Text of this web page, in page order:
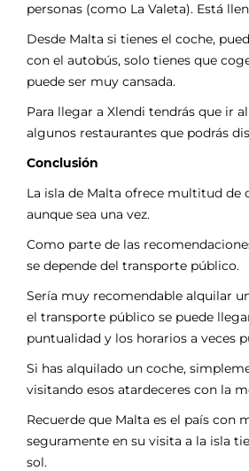
personas (como La Valeta). Está
Desde Malta si tienes el coche,
con el autobús, solo tienes que
puede ser muy cansada.
Para llegar a Xlendi tendrás que ir
algunos restaurantes que podrás
Conclusión
La isla de Malta ofrece multitud de
aunque sea una vez.
Como parte de las
se depende del transporte público.
Sería muy recomendable alquilar
el transporte público se puede
puntualidad y los horarios a veces
Si has alquilado un coche,
visitando esos atardeceres con la
Recuerde que Malta es el país con
seguramente en su visita a la isla
sol.